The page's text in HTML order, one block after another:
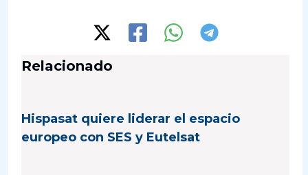
Relacionado
Hispasat quiere liderar el espacio
europeo con SES y Eutelsat